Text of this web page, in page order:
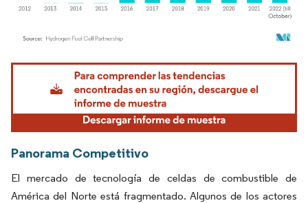
Imagen © Mordor Intelligence. El uso requiere atribución según CC BY 4.0.
Panorama Competitivo
El mercado de tecnología de celdas de combustible de
América del Norte está fragmentado. Algunos de los actores